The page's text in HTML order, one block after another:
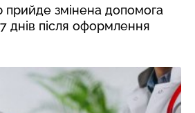
прийде змінена допомога
днів після оформлення